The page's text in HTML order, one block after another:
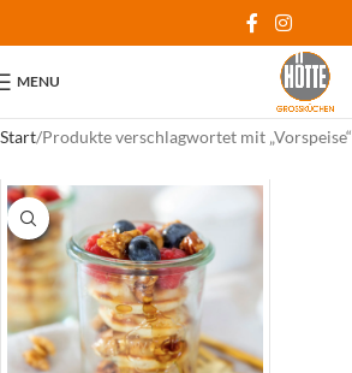
MENU
Start Produkte verschlagwortet mit „Vorspeise“